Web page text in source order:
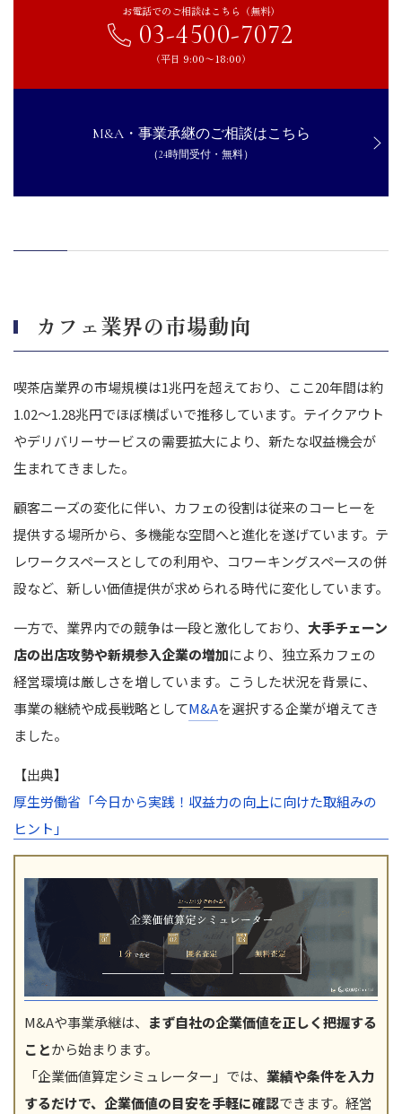
事業譲渡後に経営方針が大きく変わる可能性がある
顧客からの信頼維持が難しくなる場合がある
譲渡価格が期待より低くなる可能性がある
【買い手】カフェ業界をM&Aするメリットデメリット
デメリット
価格は一概には決められない
カフェ業界がM&Aを成功させるためのポイント
明確な経営目標を設定してM&Aの方向性を定めること
適切なタイミングでM&Aを検討する
カフェ業界のM&A事例
M&A
株式会社コメダホールディングスによるPOON RESOURCES PTE.
ロート製薬株式会社とカフェ・カンパニー株式会社の資本業務提携
まとめ｜カフェ業界のM&A動向を抑えてM&Aを成功させましょ
う
お電話でのご相談はこちら（無料）
03-4500-7072
（平日 9:00〜18:00）
M&A・事業承継のご相談はこちら
（24時間受付・無料）
カフェ業界の市場動向
喫茶店業界の市場規模は1兆円を超えており、ここ20年間は約
1.02〜1.28兆円でほぼ横ばいで推移しています。テイクアウト
やデリバリーサービスの需要拡大により、新たな収益機会が
生まれてきました。
顧客ニーズの変化に伴い、カフェの役割は従来のコーヒーを
提供する場所から、多機能な空間へと進化を遂げています。テ
レワークスペースとしての利用や、コワーキングスペースの併
設など、新しい価値提供が求められる時代に変化しています。
一方で、業界内での競争は一段と激化しており、 大手チェーン
店の出店攻勢や新規参入企業の増加により、独立系カフェの
経営環境は厳しさを増しています。こうした状況を背景に、
事業の継続や成長戦略としてM&Aを選択する企業が増えてき
ました。
【出典】
厚生労働省「今日から実践！収益力の向上に向けた取組みの
ヒント」
M&Aや事業承継は、 まず自社の企業価値を正しく把握する
ことから始まります。
「企業価値算定シミュレーター」では、 業績や条件を入力
するだけで、企業価値の目安を手軽に確認できます。経営